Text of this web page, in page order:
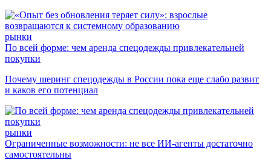
рынки
По всей форме: чем аренда спецодежды привлекательней
покупки
Почему шеринг спецодежды в России пока еще слабо развит
и каков его потенциал
рынки
Ограниченные возможности: не все ИИ-агенты достаточно
самостоятельны